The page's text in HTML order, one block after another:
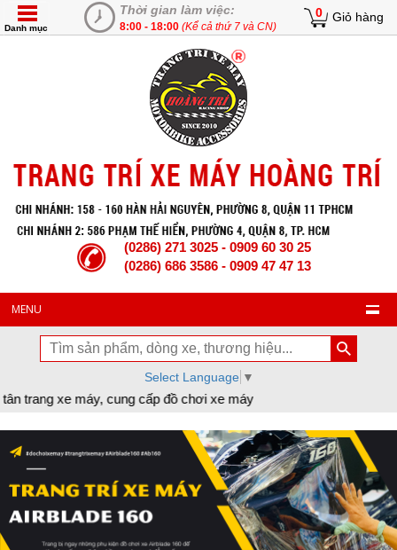
Thời gian làm việc:
8:00 - 18:00 (Kể cả thứ 7 và CN)
0 Giỏ hàng
Danh mục
(0286) 271 3025 - 0909 60 30 25
(0286) 686 3586 - 0909 47 47 13
MENU
Select Language ▼
chơi xe máy